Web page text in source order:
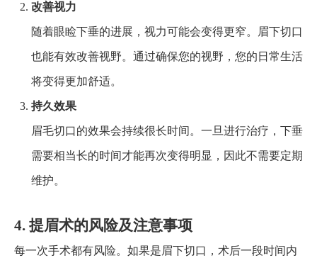
改善视力
随着眼睑下垂的进展，视力可能会变得更窄。眉下切口
也能有效改善视野。通过确保您的视野，您的日常生活
将变得更加舒适。
持久效果
眉毛切口的效果会持续很长时间。一旦进行治疗，下垂
需要相当长的时间才能再次变得明显，因此不需要定期
维护。
4. 提眉术的风险及注意事项
每一次手术都有风险。如果是眉下切口，术后一段时间内